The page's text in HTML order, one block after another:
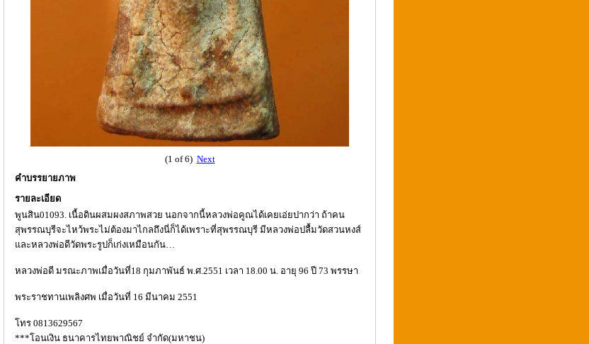
(1 of 6) Next
คำบรรยายภาพ
รายละเอียด
พูนสิน01093. เนื้อดินผสมผงสภาพสวย นอกจากนี้หลวงพ่อคูณได้เคยเอ่ยปากว่า ถ้าคน
สุพรรณบุรีจะไหว้พระไม่ต้องมาไกลถึงนี่ก็ได้เพราะที่สุพรรณบุรี มีหลวงพ่อปลื้มวัดสวนหงส์
และหลวงพ่อดีวัดพระรูปก็เก่งเหมือนกัน…
หลวงพ่อดี มรณะภาพเมื่อวันที่18 กุมภาพันธ์ พ.ศ.2551 เวลา 18.00 น. อายุ 96 ปี 73 พรรษา
พระราชทานเพลิงศพ เมื่อวันที่ 16 มีนาคม 2551
โทร 0813629567
***โอนเงิน ธนาคารไทยพาณิชย์ จำกัด(มหาชน)